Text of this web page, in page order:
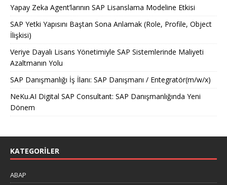
Yapay Zeka Agent’larının SAP Lisanslama Modeline Etkisi
SAP Yetki Yapısını Baştan Sona Anlamak (Role, Profile, Object
İlişkisi)
Veriye Dayalı Lisans Yönetimiyle SAP Sistemlerinde Maliyeti
Azaltmanın Yolu
SAP Danışmanlığı İş İlanı: SAP Danışmanı / Entegratör(m/w/x)
NeKu.AI Digital SAP Consultant: SAP Danışmanlığında Yeni
Dönem
KATEGORILER
ABAP